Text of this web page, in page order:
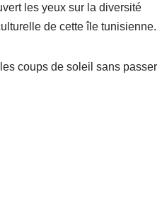
les yeux sur la diversité
de cette île tunisienne.
coups de soleil sans passer